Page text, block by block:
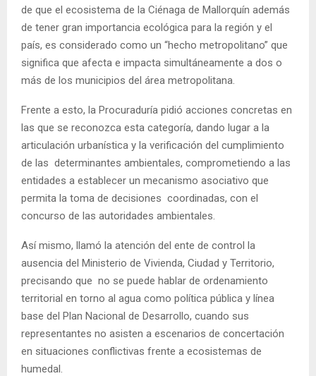
de que el ecosistema de la Ciénaga de Mallorquín además
de tener gran importancia ecológica para la región y el
país, es considerado como un “hecho metropolitano” que
significa que afecta e impacta simultáneamente a dos o
más de los municipios del área metropolitana.
Frente a esto, la Procuraduría pidió acciones concretas en
las que se reconozca esta categoría, dando lugar a la
articulación urbanística y la verificación del cumplimiento
de las determinantes ambientales, comprometiendo a las
entidades a establecer un mecanismo asociativo que
permita la toma de decisiones coordinadas, con el
concurso de las autoridades ambientales.
Así mismo, llamó la atención del ente de control la
ausencia del Ministerio de Vivienda, Ciudad y Territorio,
precisando que no se puede hablar de ordenamiento
territorial en torno al agua como política pública y línea
base del Plan Nacional de Desarrollo, cuando sus
representantes no asisten a escenarios de concertación
en situaciones conflictivas frente a ecosistemas de
humedal.